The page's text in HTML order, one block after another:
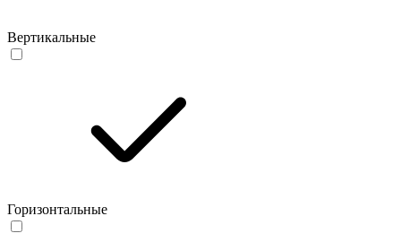
Вертикальные
Горизонтальные